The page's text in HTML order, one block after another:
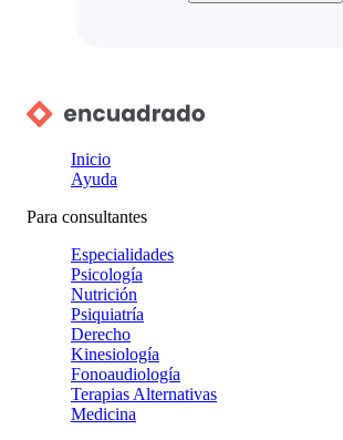
Inicio
Ayuda
Para consultantes
Especialidades
Psicología
Nutrición
Psiquiatría
Derecho
Kinesiología
Fonoaudiología
Terapias Alternativas
Medicina